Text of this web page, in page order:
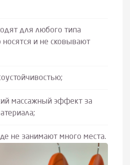
для любого типа
и не сковывают
массажный эффект за
не занимают много места.